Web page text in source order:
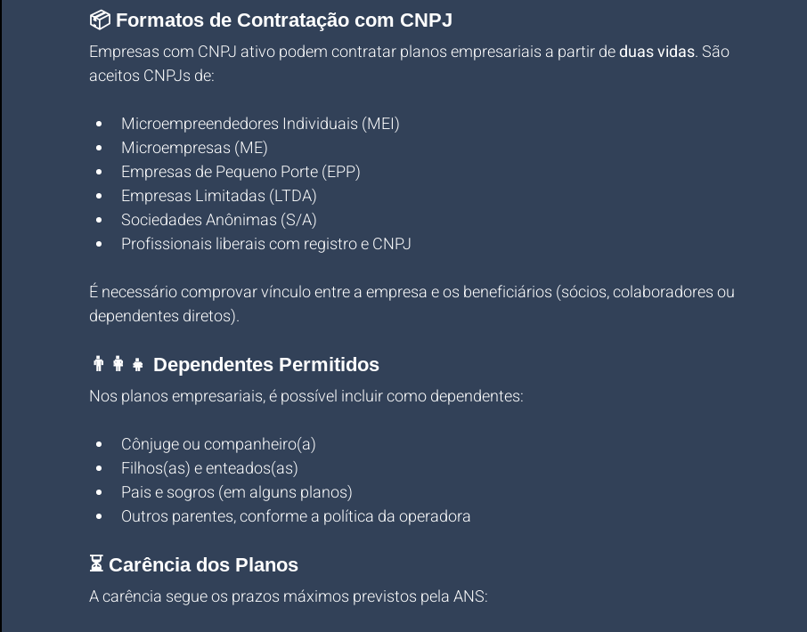
📦 Formatos de Contratação com CNPJ
Empresas com CNPJ ativo podem contratar planos empresariais a partir de duas vidas. São
aceitos CNPJs de:
Microempreendedores Individuais (MEI)
Microempresas (ME)
Empresas de Pequeno Porte (EPP)
Empresas Limitadas (LTDA)
Sociedades Anônimas (S/A)
Profissionais liberais com registro e CNPJ
É necessário comprovar vínculo entre a empresa e os beneficiários (sócios, colaboradores ou
dependentes diretos).
👨‍👩‍👧 Dependentes Permitidos
Nos planos empresariais, é possível incluir como dependentes:
Cônjuge ou companheiro(a)
Filhos(as) e enteados(as)
Pais e sogros (em alguns planos)
Outros parentes, conforme a política da operadora
⏳ Carência dos Planos
A carência segue os prazos máximos previstos pela ANS: